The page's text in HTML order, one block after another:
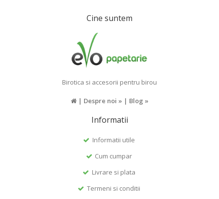
Cine suntem
Birotica si accesorii pentru birou
| Despre noi » | Blog »
Informatii
Informatii utile
Cum cumpar
Livrare si plata
Termeni si conditii